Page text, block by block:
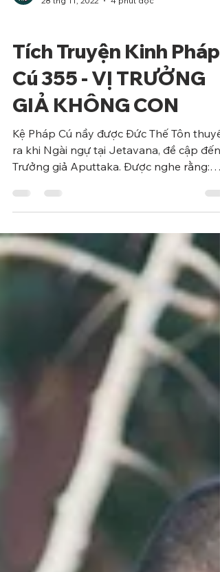
Kinh Pháp Cú
28 thg 11, 2022
4 phút đọc
Phẩm Tham Ái
Tích Truyện Kinh Pháp
Cú 355 - VỊ TRƯỞNG
GIẢ KHÔNG CON
Kệ Pháp Cú nầy được Đức Thế Tôn thuyết
ra khi Ngài ngự tại Jetavana, đề cập đến
Một hôm, Đức vua...